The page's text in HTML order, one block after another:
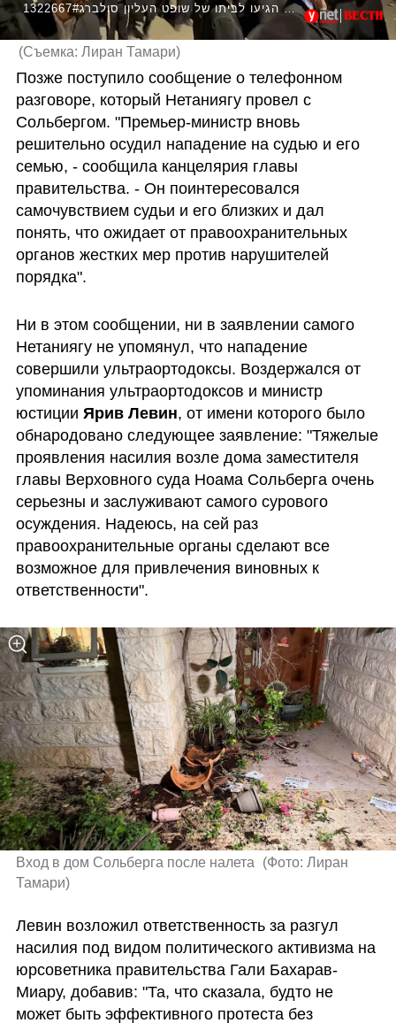
1322667#במחאה על חוק הגיוס: מפגינים חרדים הגיעו לביתו של שופט העליון סולברג
(Съемка: Лиран Тамари)
Позже поступило сообщение о телефонном
разговоре, который Нетаниягу провел с
Сольбергом. "Премьер-министр вновь
решительно осудил нападение на судью и его
семью, - сообщила канцелярия главы
правительства. - Он поинтересовался
самочувствием судьи и его близких и дал
понять, что ожидает от правоохранительных
органов жестких мер против нарушителей
порядка".
Ни в этом сообщении, ни в заявлении самого
Нетаниягу не упомянул, что нападение
совершили ультраортодоксы. Воздержался от
упоминания ультраортодоксов и министр
юстиции Ярив Левин, от имени которого было
обнародовано следующее заявление: "Тяжелые
проявления насилия возле дома заместителя
главы Верховного суда Ноама Сольберга очень
серьезны и заслуживают самого сурового
осуждения. Надеюсь, на сей раз
правоохранительные органы сделают все
возможное для привлечения виновных к
ответственности".
Вход в дом Сольберга после налета (Фото: Лиран
Тамари)
Левин возложил ответственность за разгул
насилия под видом политического активизма на
юрсоветника правительства Гали Бахарав-
Миару, добавив: "Та, что сказала, будто не
может быть эффективного протеста без